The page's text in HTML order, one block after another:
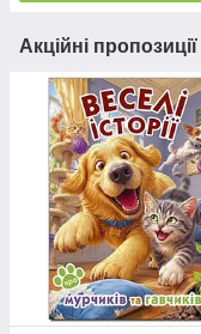
Акційні